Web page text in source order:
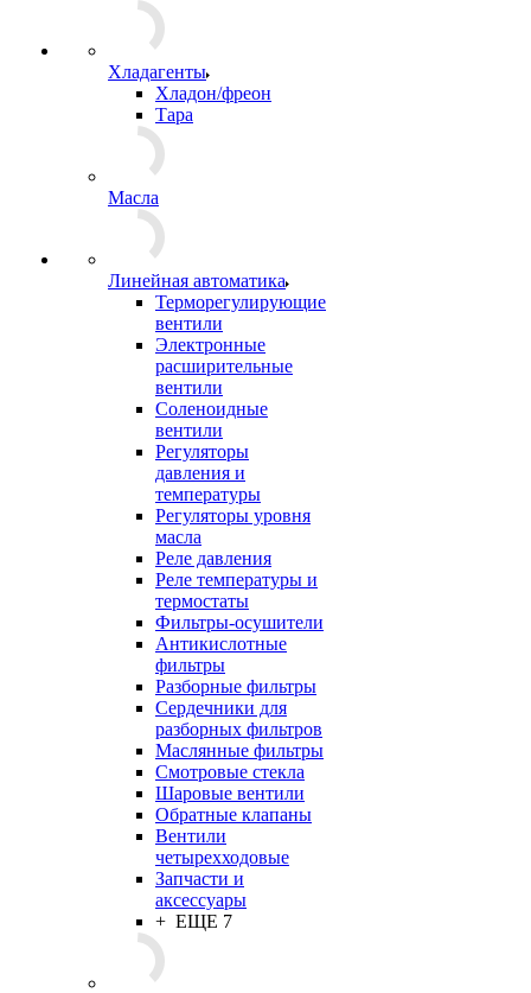
Хладагенты
Хладон/фреон
Тара
Масла
Линейная автоматика
Терморегулирующие
вентили
Электронные
расширительные
вентили
Соленоидные
вентили
Регуляторы
давления и
температуры
Регуляторы уровня
масла
Реле давления
Реле температуры и
термостаты
Фильтры-осушители
Антикислотные
фильтры
Разборные фильтры
Сердечники для
разборных фильтров
Маслянные фильтры
Смотровые стекла
Шаровые вентили
Обратные клапаны
Вентили
четырехходовые
Запчасти и
аксессуары
+ ЕЩЕ 7